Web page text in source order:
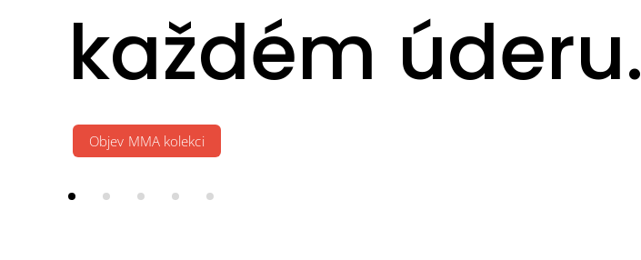
každém úderu.
Objev MMA kolekci